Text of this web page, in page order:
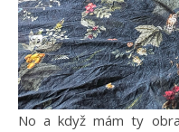
No a když mám ty